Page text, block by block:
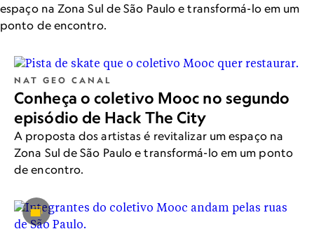
espaço na Zona Sul de São Paulo e transformá-lo em um
ponto de encontro.
NAT GEO CANAL
Conheça o coletivo Mooc no segundo
episódio de Hack The City
A proposta dos artistas é revitalizar um espaço na
Zona Sul de São Paulo e transformá-lo em um ponto
de encontro.